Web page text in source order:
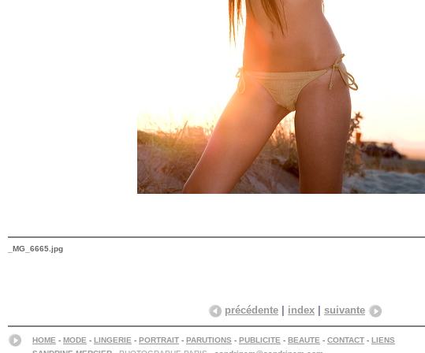
_MG_6665.jpg
précédente index suivante
HOME - MODE - LINGERIE - PORTRAIT - PARUTIONS - PUBLICITE - BEAUTE - CONTACT - LIENS